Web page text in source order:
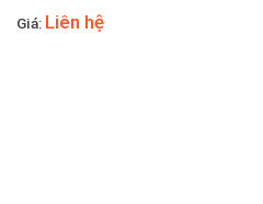
Giá: Liên hệ